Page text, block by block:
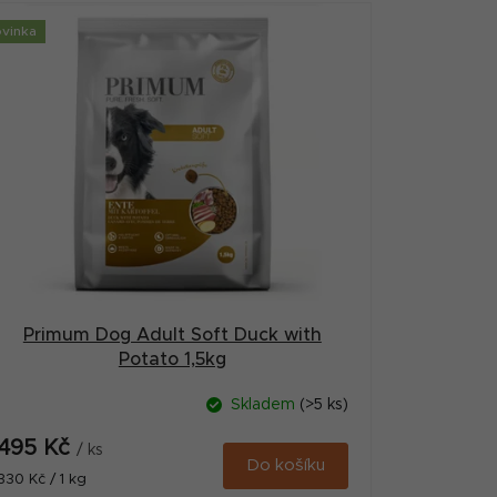
Primum Dog Adult Soft Duck with
Potato 1,5kg
Skladem (>5 ks)
Kč / ks
Kč / 1 kg
Do košíku